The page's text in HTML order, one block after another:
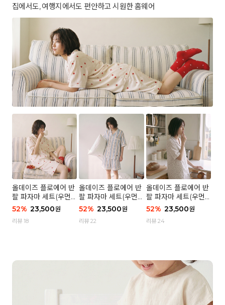
집에서도, 여행지에서도 편안하고 시원한 홈웨어
올데이즈 플로에어 반
팔 파자마 세트(우먼)
- 04 하트 컨페티
52% 23,500원
리뷰 18
올데이즈 플로에어 반
팔 파자마 세트(우먼)
- 03 브리즈 스트라이
52% 23,500원
리뷰 22
올데이즈 플로에어 반
팔 파자마 세트(우먼)
- 01 포슬 가든
52% 23,500원
리뷰 24